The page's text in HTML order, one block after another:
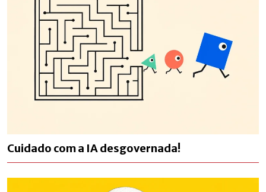
Cuidado com a IA desgovernada!